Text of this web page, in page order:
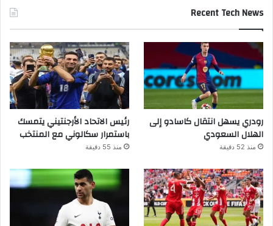
Recent Tech News
رودري يسهل انتقال كاسادو إلى
الهلال السعودي
منذ 52 دقيقة
رئيس الاتحاد الأرجنتيني يتمسك
باستمرار سكالوني مع المنتخب
منذ 55 دقيقة